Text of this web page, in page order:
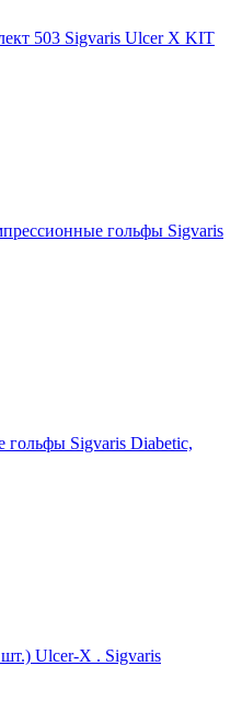
503 Sigvaris Ulcer X KIT
гольфы Sigvaris
гольфы Sigvaris Diabetic,
Ulcer-X . Sigvaris